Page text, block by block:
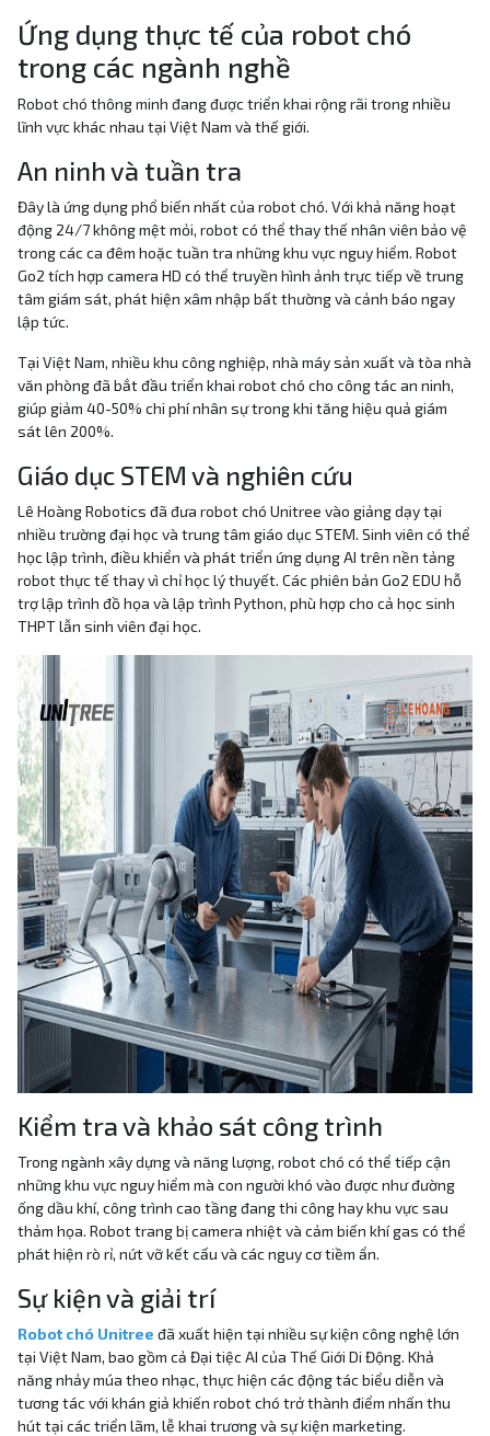
Ứng dụng thực tế của robot chó
trong các ngành nghề
Robot chó thông minh đang được triển khai rộng rãi trong nhiều
lĩnh vực khác nhau tại Việt Nam và thế giới.
An ninh và tuần tra
Đây là ứng dụng phổ biến nhất của robot chó. Với khả năng hoạt
động 24/7 không mệt mỏi, robot có thể thay thế nhân viên bảo vệ
trong các ca đêm hoặc tuần tra những khu vực nguy hiểm. Robot
Go2 tích hợp camera HD có thể truyền hình ảnh trực tiếp về trung
tâm giám sát, phát hiện xâm nhập bất thường và cảnh báo ngay
lập tức.
Tại Việt Nam, nhiều khu công nghiệp, nhà máy sản xuất và tòa nhà
văn phòng đã bắt đầu triển khai robot chó cho công tác an ninh,
giúp giảm 40-50% chi phí nhân sự trong khi tăng hiệu quả giám
sát lên 200%.
Giáo dục STEM và nghiên cứu
Lê Hoàng Robotics đã đưa robot chó Unitree vào giảng dạy tại
nhiều trường đại học và trung tâm giáo dục STEM. Sinh viên có thể
học lập trình, điều khiển và phát triển ứng dụng AI trên nền tảng
robot thực tế thay vì chỉ học lý thuyết. Các phiên bản Go2 EDU hỗ
trợ lập trình đồ họa và lập trình Python, phù hợp cho cả học sinh
THPT lẫn sinh viên đại học.
Kiểm tra và khảo sát công trình
Trong ngành xây dựng và năng lượng, robot chó có thể tiếp cận
những khu vực nguy hiểm mà con người khó vào được như đường
ống dầu khí, công trình cao tầng đang thi công hay khu vực sau
thảm họa. Robot trang bị camera nhiệt và cảm biến khí gas có thể
phát hiện rò rỉ, nứt vỡ kết cấu và các nguy cơ tiềm ẩn.
Sự kiện và giải trí
Robot chó Unitree đã xuất hiện tại nhiều sự kiện công nghệ lớn
tại Việt Nam, bao gồm cả Đại tiệc AI của Thế Giới Di Động. Khả
năng nhảy múa theo nhạc, thực hiện các động tác biểu diễn và
tương tác với khán giả khiến robot chó trở thành điểm nhấn thu
hút tại các triển lãm, lễ khai trương và sự kiện marketing.